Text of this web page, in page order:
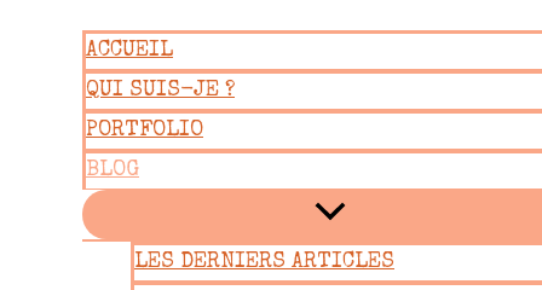
contenu
ACCUEIL
QUI SUIS-JE ?
PORTFOLIO
BLOG
LES DERNIERS ARTICLES